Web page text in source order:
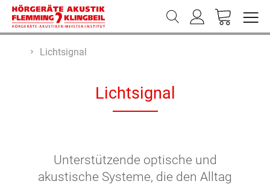
Lichtsignal
Lichtsignal
Unterstützende optische und
akustische Systeme, die den Alltag